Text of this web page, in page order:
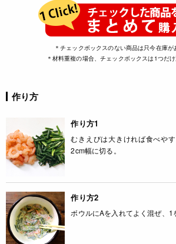
＊チェックボックスのない商品は只今在庫が
＊材料重複の場合、チェックボックスは1つだけ
作り方
作り方1
むきえびは大きければ食べや
2cm幅に切る。
作り方2
ボウルにAを入れてよく混ぜ、1